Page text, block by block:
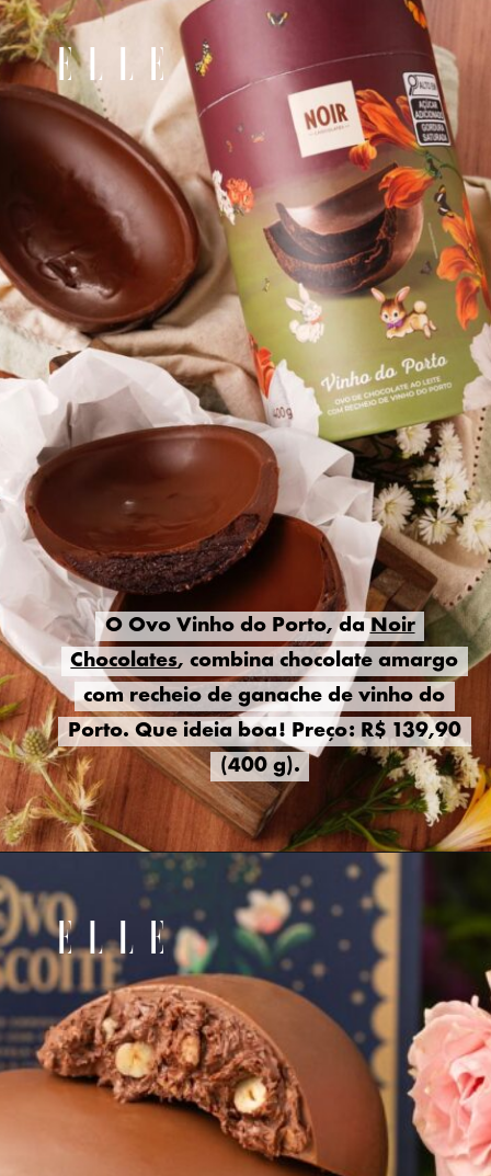
O Ovo Vinho do Porto, da Noir
Chocolates, combina chocolate amargo
com recheio de ganache de vinho do
Porto. Que ideia boa! Preço: R$ 139,90
(400 g).
O Ovo Vinho do Porto, da Noir
Chocolates, combina chocolate amargo
com recheio de ganache de vinho do
Porto. Que ideia boa! Preço: R$ 139,90
(400 g).